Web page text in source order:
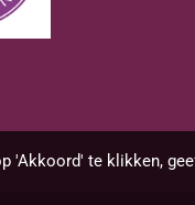
'Akkoord' te klikken,